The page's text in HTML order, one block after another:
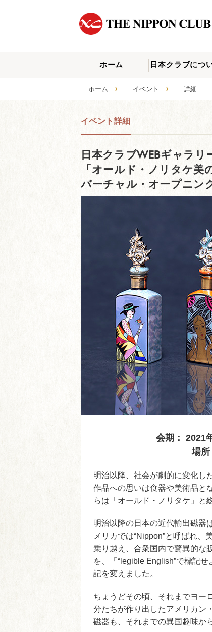
ホーム
日本クラブにつ
ホーム › イベント › 詳細
イベント詳細
日本クラブWEBギャラ
「オールド・ノリタケ美
バーチャル・オープニン
会期： 2021
場所
明治以降、社会が劇的に変化し
作品への思いは食器や美術品と
らは「オールド・ノリタケ」と
明治以降の日本の近代輸出磁器
メリカでは“Nippon”と呼ばれ、
乗り越え、合衆国内で驚異的な
を、「“legible English”で標記
記を変えました。
ちょうどその頃、それまでヨー
分たちが作り出したアメリカン
磁器も、それまでの異国趣味か